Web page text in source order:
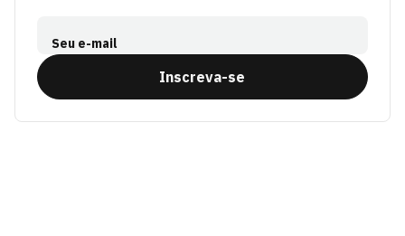
Seu e-mail
Inscreva-se